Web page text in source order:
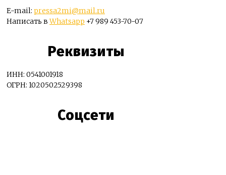
E-mail: pressa2mi@mail.ru
Написать вWhatsapp +7 989 453-70-07
Реквизиты
ИНН: 0541001918
ОГРН: 1020502529398
Соцсети